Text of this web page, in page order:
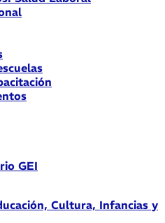
GEI
Cultura, Infancias y